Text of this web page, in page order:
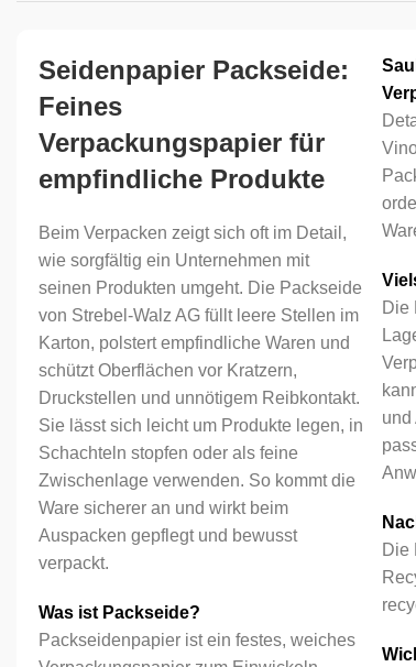
Seidenpapier Packseide:
Feines
Verpackungspapier für
empfindliche Produkte
Beim Verpacken zeigt sich oft im Detail,
wie sorgfältig ein Unternehmen mit
seinen Produkten umgeht. Die Packseide
von Strebel-Walz AG füllt leere Stellen im
Karton, polstert empfindliche Waren und
schützt Oberflächen vor Kratzern,
Druckstellen und unnötigem Reibkontakt.
Sie lässt sich leicht um Produkte legen, in
Schachteln stopfen oder als feine
Zwischenlage verwenden. So kommt die
Ware sicherer an und wirkt beim
Auspacken gepflegt und bewusst
verpackt.
Was ist Packseide?
Packseidenpapier ist ein festes, weiches
Die
und
Die